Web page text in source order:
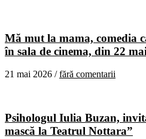
Mă mut la mama, comedia
în sala de cinema, din 22
21 mai 2026 /fără comentarii
Psihologul Iulia Buzan,
mască la Teatrul Nottara”